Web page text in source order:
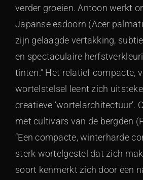
verder groeien. Antoon werkt
Japanse esdoorn (Acer
zijn gelaagde vertakking,
en spectaculaire
tinten.” Het relatief compacte,
wortelstelsel leent zich
creatieve ‘wortelarchitectuur’.
met cultivars van de bergden
“Een compacte, winterharde
sterk wortelgestel dat zich
soort kenmerkt zich door een